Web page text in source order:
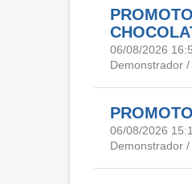
06/08/2026
Demonstrador
06/08/2026
Demonstrador